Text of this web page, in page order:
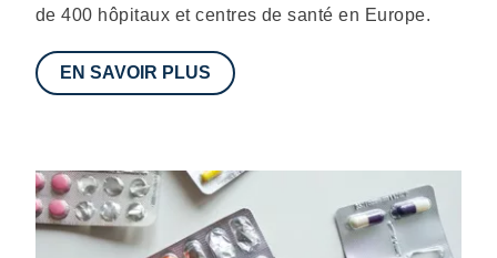
de 400 hôpitaux et centres de santé en Europe.
EN SAVOIR PLUS